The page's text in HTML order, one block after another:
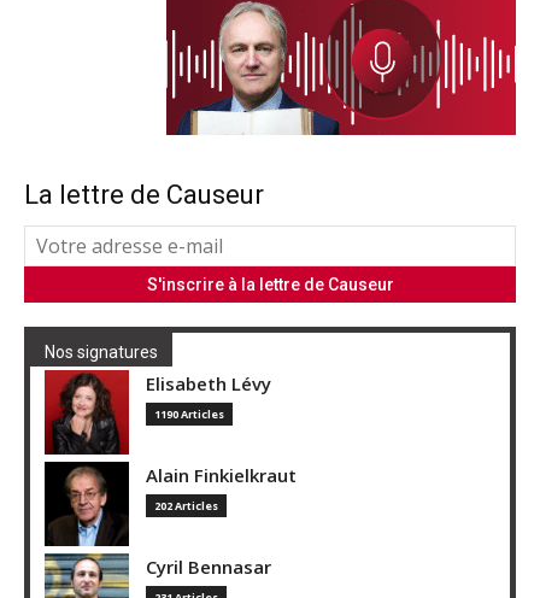
La lettre de Causeur
Nos signatures
Elisabeth Lévy
1190 Articles
Alain Finkielkraut
202 Articles
Cyril Bennasar